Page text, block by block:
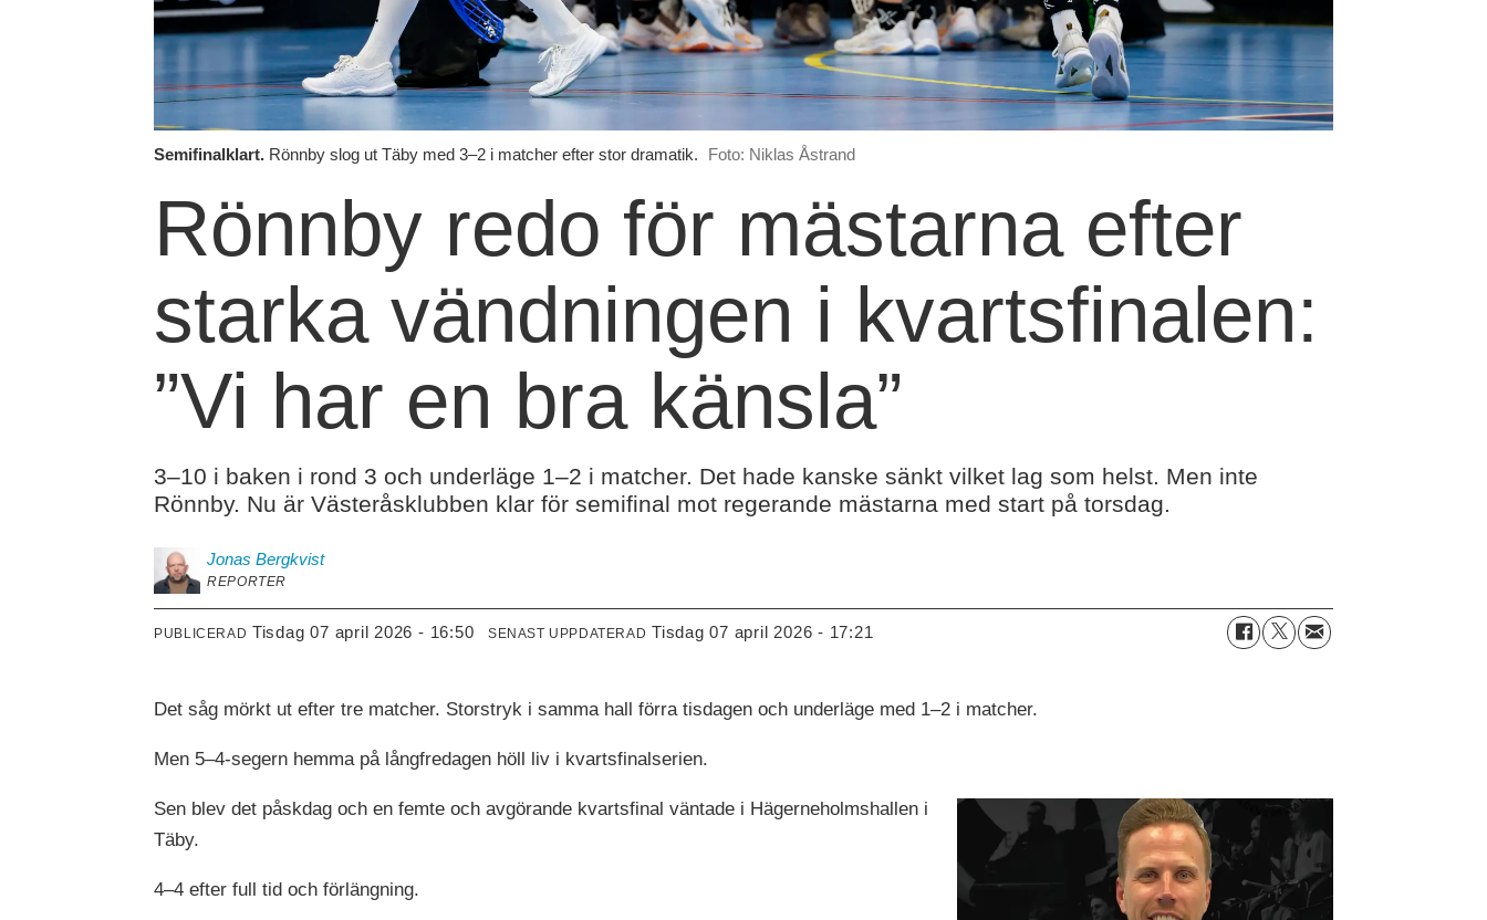
Semifinalklart. Rönnby slog ut Täby med 3–2 i matcher efter stor dramatik. Foto: Niklas Åstrand
Rönnby redo för mästarna efter
starka vändningen i kvartsfinalen:
”Vi har en bra känsla”
3–10 i baken i rond 3 och underläge 1–2 i matcher. Det hade kanske sänkt vilket lag som helst. Men inte
Rönnby. Nu är Västeråsklubben klar för semifinal mot regerande mästarna med start på torsdag.
Jonas Bergkvist
REPORTER
PUBLICERAD tisdag 07 april 2026 - 16:50 SENAST UPPDATERAD tisdag 07 april 2026 - 17:21
Det såg mörkt ut efter tre matcher. Storstryk i samma hall förra tisdagen och underläge med 1–2 i matcher.
Men 5–4-segern hemma på långfredagen höll liv i kvartsfinalserien.
Sen blev det påskdag och en femte och avgörande kvartsfinal väntade i Hägerneholmshallen i
Täby.
4–4 efter full tid och förlängning.